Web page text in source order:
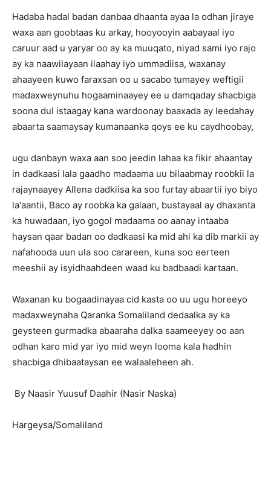
Hadaba hadal badan danbaa dhaanta ayaa la odhan jiraye
waxa aan goobtaas ku arkay, hooyooyin aabayaal iyo
caruur aad u yaryar oo ay ka muuqato, niyad sami iyo rajo
ay ka naawilayaan ilaahay iyo ummadiisa, waxanay
ahaayeen kuwo faraxsan oo u sacabo tumayey weftigii
madaxweynuhu hogaaminaayey ee u damqaday shacbiga
soona dul istaagay kana wardoonay baaxada ay leedahay
abaarta saamaysay kumanaanka qoys ee ku caydhoobay,
ugu danbayn waxa aan soo jeedin lahaa ka fikir ahaantay
in dadkaasi lala gaadho madaama uu bilaabmay roobkii la
rajaynaayey Allena dadkiisa ka soo furtay abaartii iyo biyo
la'aantii, Baco ay roobka ka galaan, bustayaal ay dhaxanta
ka huwadaan, iyo gogol madaama oo aanay intaaba
haysan qaar badan oo dadkaasi ka mid ahi ka dib markii ay
nafahooda uun ula soo carareen, kuna soo eerteen
meeshii ay isyidhaahdeen waad ku badbaadi kartaan.
Waxanan ku bogaadinayaa cid kasta oo uu ugu horeeyo
madaxweynaha Qaranka Somaliland dedaalka ay ka
geysteen gurmadka abaaraha dalka saameeyey oo aan
odhan karo mid yar iyo mid weyn looma kala hadhin
shacbiga dhibaataysan ee walaaleheen ah.
By Naasir Yuusuf Daahir (Nasir Naska)
Hargeysa/Somaliland